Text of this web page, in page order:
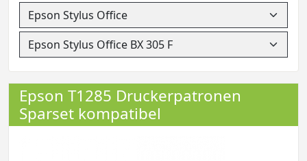
Epson T1285 Druckerpatronen
Sparset kompatibel